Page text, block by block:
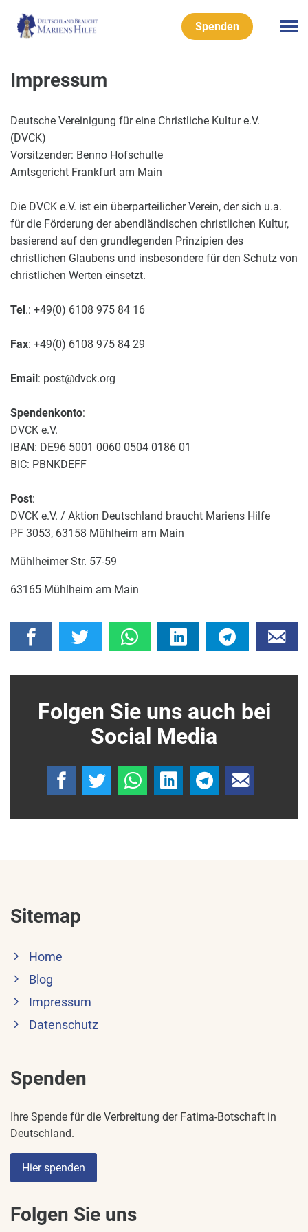
Spenden
Impressum
Deutsche Vereinigung für eine Christliche Kultur e.V.
(DVCK)
Vorsitzender: Benno Hofschulte
Amtsgericht Frankfurt am Main
Die DVCK e.V. ist ein überparteilicher Verein, der sich u.a.
für die Förderung der abendländischen christlichen Kultur,
basierend auf den grundlegenden Prinzipien des
christlichen Glaubens und insbesondere für den Schutz von
christlichen Werten einsetzt.
Tel.: +49(0) 6108 975 84 16
Fax: +49(0) 6108 975 84 29
Email: post@dvck.org
Spendenkonto:
DVCK e.V.
IBAN: DE96 5001 0060 0504 0186 01
BIC: PBNKDEFF
Post:
DVCK e.V. / Aktion Deutschland braucht Mariens Hilfe
PF 3053, 63158 Mühlheim am Main
Mühlheimer Str. 57-59
63165 Mühlheim am Main
Folgen Sie uns auch bei
Social Media
Sitemap
Home
Blog
Impressum
Datenschutz
Spenden
Ihre Spende für die Verbreitung der Fatima-Botschaft in
Deutschland.
Hier spenden
Folgen Sie uns